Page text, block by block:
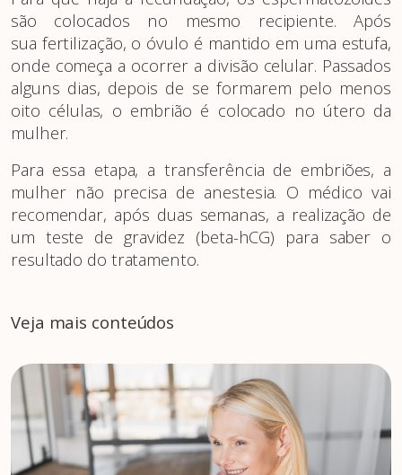
são colocados no mesmo recipiente. Após
sua fertilização, o óvulo é mantido em uma estufa,
onde começa a ocorrer a divisão celular. Passados
alguns dias, depois de se formarem pelo menos
oito células, o embrião é colocado no útero da
mulher.
Para essa etapa, a transferência de embriões, a
mulher não precisa de anestesia. O médico vai
recomendar, após duas semanas, a realização de
um teste de gravidez (beta-hCG) para saber o
resultado do tratamento.
Veja mais conteúdos